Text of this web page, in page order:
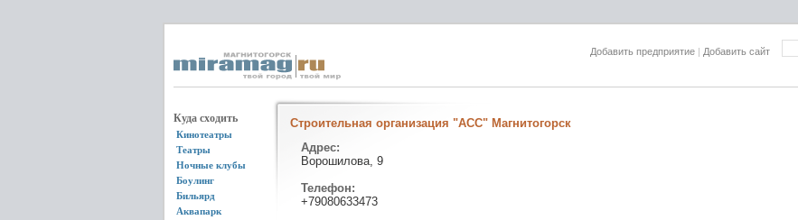
Добавить предприятие | Добавить сайт
Куда сходить
Кинотеатры
Театры
Ночные клубы
Боулинг
Бильярд
Аквапарк
Строительная организация "АСС" Магнитогорск
Адрес:
Ворошилова, 9
Телефон:
+79080633473